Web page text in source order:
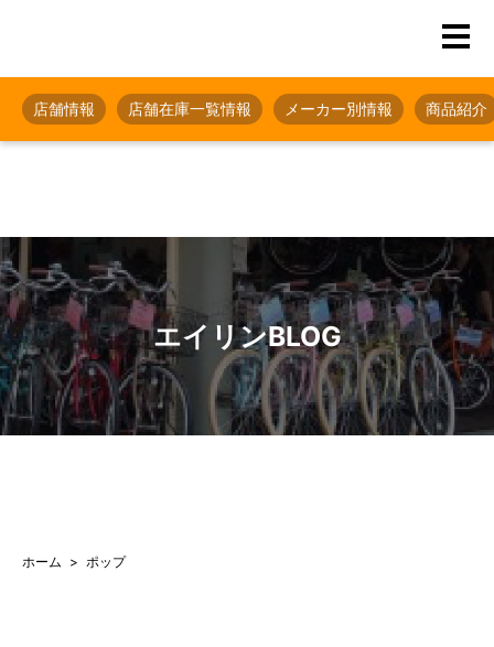
店舗情報 店舗在庫一覧情報 メーカー別情報 商品紹介
エイリンBLOG
ホーム ポップ